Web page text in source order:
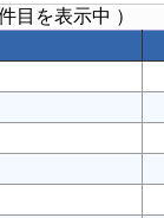
目を表示中 ）